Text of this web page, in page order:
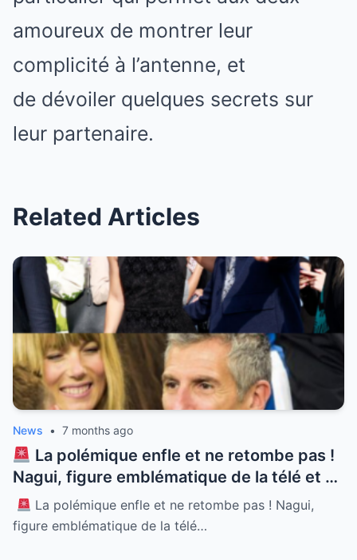
amoureux de montrer leur
complicité à l’antenne, et
de dévoiler quelques secrets sur
leur partenaire.
Related Articles
News • 7 months ago
La polémique enfle et ne retombe pas !
Nagui, figure emblématique de la télé et né
à Alexandrie, se retrouve au cœur d’une
tempête médiatique sans précédent.
La polémique enfle et ne retombe pas ! Nagui,
figure emblématique de la télé…